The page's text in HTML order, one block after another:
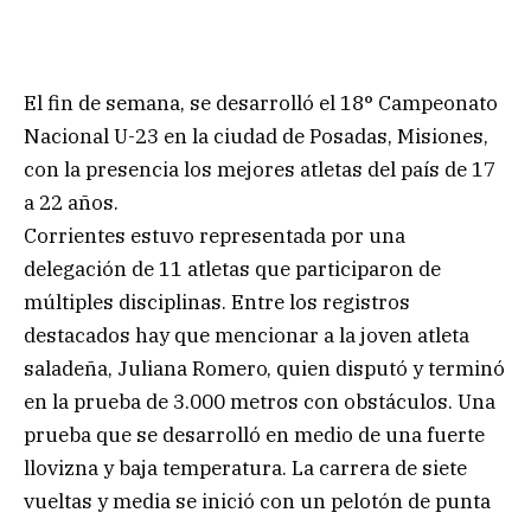
El fin de semana, se desarrolló el 18° Campeonato
Nacional U-23 en la ciudad de Posadas, Misiones,
con la presencia los mejores atletas del país de 17
a 22 años.
Corrientes estuvo representada por una
delegación de 11 atletas que participaron de
múltiples disciplinas. Entre los registros
destacados hay que mencionar a la joven atleta
saladeña, Juliana Romero, quien disputó y terminó
en la prueba de 3.000 metros con obstáculos. Una
prueba que se desarrolló en medio de una fuerte
llovizna y baja temperatura. La carrera de siete
vueltas y media se inició con un pelotón de punta